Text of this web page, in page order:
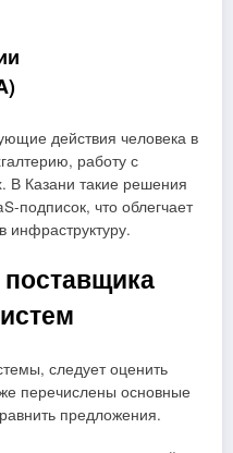
действия человека в
работу с
В Казани такие решения
что облегчает
инфраструктуру.
следует оценить
перечислены основные
предложения.